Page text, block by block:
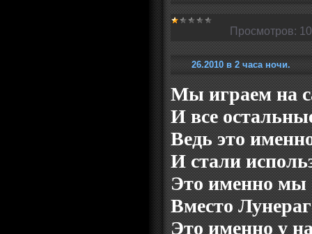
Просмотров:
26.2010 в 2 часа ночи.
Мы играем на
И все
Ведь это
И стали
Это именно мы
Вместо
Это именно у